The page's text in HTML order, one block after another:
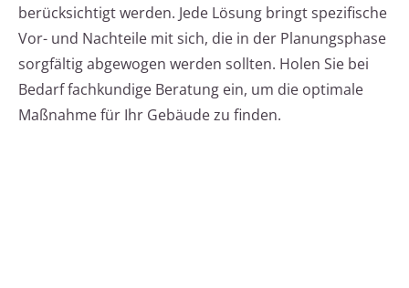
berücksichtigt werden. Jede Lösung bringt spezifische
Vor- und Nachteile mit sich, die in der Planungsphase
sorgfältig abgewogen werden sollten. Holen Sie bei
Bedarf fachkundige Beratung ein, um die optimale
Maßnahme für Ihr Gebäude zu finden.